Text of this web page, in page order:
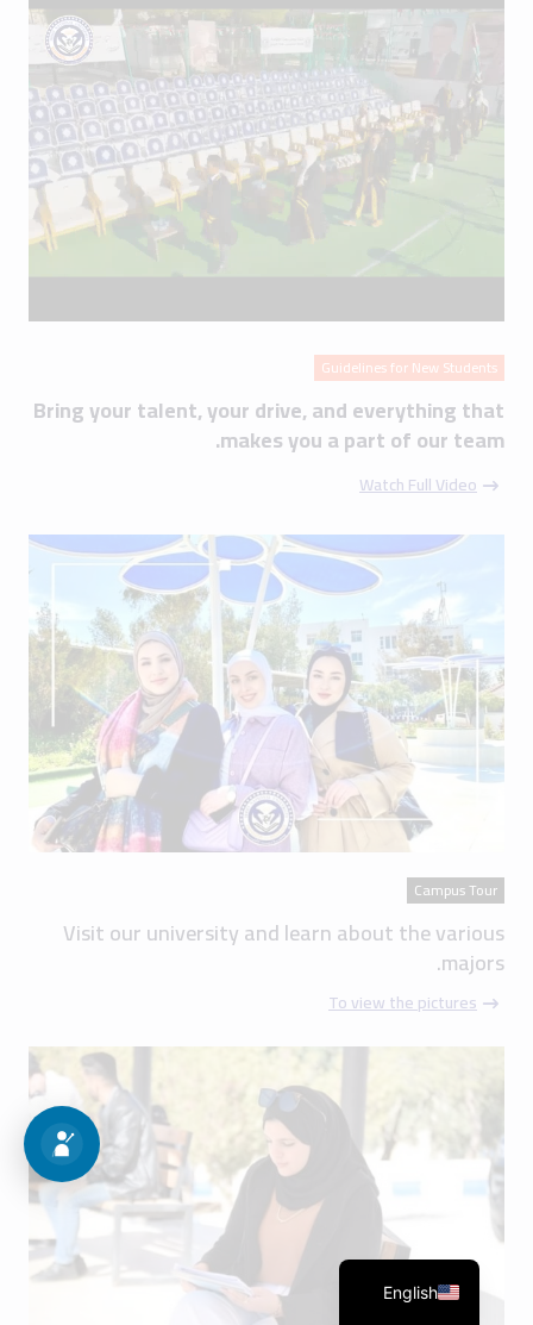
Guidelines for New Students
Bring your talent, your drive, and everything that
makes you a part of our team.
Watch Full Video
Campus Tour
Visit our university and learn about the various
majors.
To view the pictures
English